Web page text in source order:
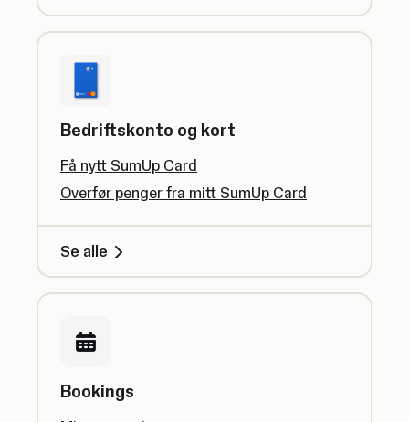
Bedriftskonto og kort
Få nytt SumUp Card
Overfør penger fra mitt SumUp Card
Se alle
Bookings